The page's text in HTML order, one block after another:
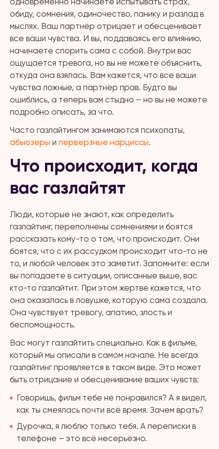
обиду, сомнения, одиночество, панику и разлад в
мыслях. Ваш партнёр отрицает и обесценивает
все ваши чувства. И вы, поддаваясь его влиянию,
начинаете спорить сама с собой. Внутри вас
ощущается тревога, но вы не можете объяснить,
откуда она взялась. Вам кажется, что все ваши
чувства ложные, а партнёр прав. Будто вы
ошиблись, а теперь вам стыдно – но вы не можете
подробно описать, за что.
Часто газлайтингом занимаются психопаты,
абьюзеры и перверзные нарциссы.
Что происходит, когда
вас газлайтят
Люди, которые не знают, как определить
газлайтинг, переполнены сомнениями и боятся
рассказать кому-то о том, что происходит. Они
боятся, что с их рассудком происходит что-то не
то, и любой человек это заметит. Запомните: если
вы попадаете в ситуации, описанные выше, вас
кто-то газлайтит. При этом жертве кажется, что
она оказалась в ловушке, которую сама создала.
Она чувствует тревогу, апатию, злость и
беспомощность.
Вас могут газлайтить специально. Как в фильме,
который мы описали в самом начале. Не всегда
газлайтинг проявляется в таком виде. Это может
быть отрицание и обесценивание ваших чувств:
Говоришь, фильм тебе не понравился? А я видел,
как ты смеялась почти всё время. Зачем врать?
Дурочка, я люблю только тебя. А переписки в
телефоне – это всё несерьёзно.